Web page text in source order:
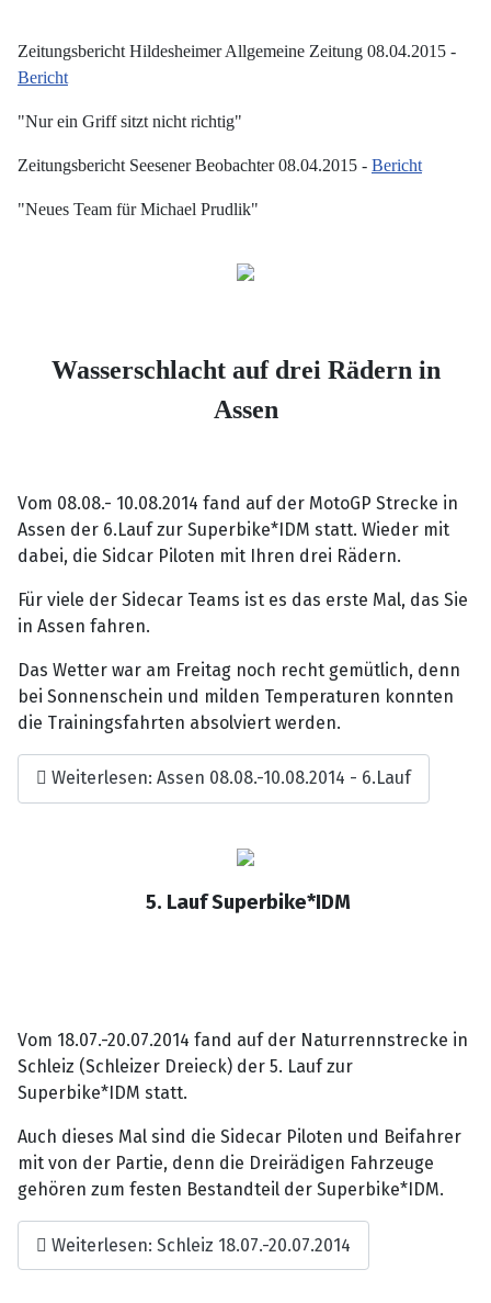
Zeitungsbericht Hildesheimer Allgemeine Zeitung 08.04.2015 -
Bericht
"Nur ein Griff sitzt nicht richtig"
Zeitungsbericht Seesener Beobachter 08.04.2015 - Bericht
"Neues Team für Michael Prudlik"
Wasserschlacht auf drei Rädern in
Assen
Vom 08.08.- 10.08.2014 fand auf der MotoGP Strecke in
Assen der 6.Lauf zur Superbike*IDM statt. Wieder mit
dabei, die Sidcar Piloten mit Ihren drei Rädern.
Für viele der Sidecar Teams ist es das erste Mal, das Sie
in Assen fahren.
Das Wetter war am Freitag noch recht gemütlich, denn
bei Sonnenschein und milden Temperaturen konnten
die Trainingsfahrten absolviert werden.
Weiterlesen: Assen 08.08.-10.08.2014 - 6.Lauf
5. Lauf Superbike*IDM
Vom 18.07.-20.07.2014 fand auf der Naturrennstrecke in
Schleiz (Schleizer Dreieck) der 5. Lauf zur
Superbike*IDM statt.
Auch dieses Mal sind die Sidecar Piloten und Beifahrer
mit von der Partie, denn die Dreirädigen Fahrzeuge
gehören zum festen Bestandteil der Superbike*IDM.
Weiterlesen: Schleiz 18.07.-20.07.2014